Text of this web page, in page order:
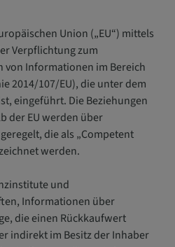
Union („EU“) mittels
Verpflichtung zum
von Informationen im Bereich
2014/107/EU), die unter dem
eingeführt. Die Beziehungen
der EU werden über
die als „Competent
werden.
und
Informationen über
die einen Rückkaufwert
indirekt im Besitz der Inhaber